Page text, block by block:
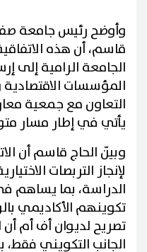
وأوضح رئيس جامعة
قاسم، أن هذه
الجامعة الرامية إلى
المؤسسات الاقتصادية
التعاون مع جمعية
يأتي في إطار مسار
وبيّن الحاج قاسم أن
لإنجاز التربصات
الدراسة، بما يساهم
تكوينهم الأكاديمي
تصريح لديوان أف أم
الجانب التكويني